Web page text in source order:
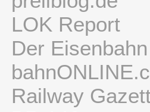
LOK Report
Der
Railway